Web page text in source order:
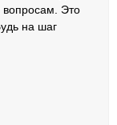
Это
на шаг